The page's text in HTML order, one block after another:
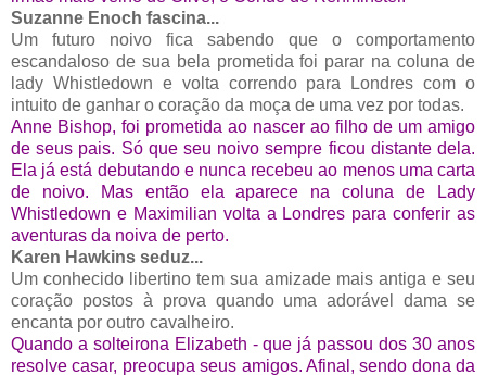
Suzanne Enoch fascina...
Um futuro noivo fica sabendo que o comportamento
escandaloso de sua bela prometida foi parar na coluna de
lady Whistledown e volta correndo para Londres com o
intuito de ganhar o coração da moça de uma vez por todas.
Anne Bishop, foi prometida ao nascer ao filho de um amigo
de seus pais. Só que seu noivo sempre ficou distante dela.
Ela já está debutando e nunca recebeu ao menos uma carta
de noivo. Mas então ela aparece na coluna de Lady
Whistledown e Maximilian volta a Londres para conferir as
aventuras da noiva de perto.
Karen Hawkins seduz...
Um conhecido libertino tem sua amizade mais antiga e seu
coração postos à prova quando uma adorável dama se
encanta por outro cavalheiro.
Quando a solteirona Elizabeth - que já passou dos 30 anos
resolve casar, preocupa seus amigos. Afinal, sendo dona da